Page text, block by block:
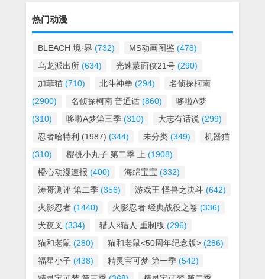
热门动漫
BLEACH 境·界 (732) MS动画图鉴 (478)
乌龙派出所 (634) 光速蒙面侠21号 (290)
加菲猫 (710) 北斗神拳 (294)
名侦探柯南
(2900)
名侦探柯南 普通话 (860)
哆啦A梦
(310)
哆啦A梦第三季 (310) 大志有话说 (299)
忍者哈特利 (1987) (344) 未分类 (349)
机器猫
(310)
樱桃小丸子 第二季 上 (1908)
橙心动漫速报 (400) 海绵宝宝 (332)
涛哥测评 第二季 (356) 游戏王 怪兽之决斗 (642)
火影忍者 (1440) 火影忍者 经典战役之卷 (336)
犬夜叉 (334) 猎人×猎人 重制版 (296)
猫和老鼠 (280) 猫和老鼠<50周年纪念版> (286)
福星小子 (438) 精灵宝可梦 第一季 (542)